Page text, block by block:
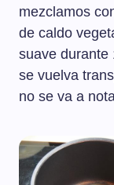
mezclamos
de caldo
suave durante
se vuelva
no se va a